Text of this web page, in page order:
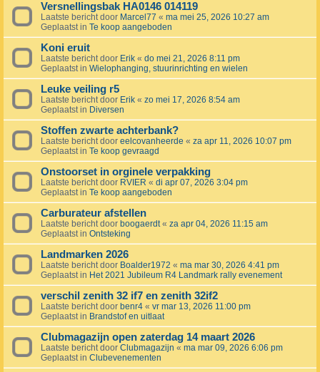
Versnellingsbak HA0146 014119
Laatste bericht door Marcel77 « ma mei 25, 2026 10:27 am
Geplaatst in Te koop aangeboden
Koni eruit
Laatste bericht door Erik « do mei 21, 2026 8:11 pm
Geplaatst in Wielophanging, stuurinrichting en wielen
Leuke veiling r5
Laatste bericht door Erik « zo mei 17, 2026 8:54 am
Geplaatst in Diversen
Stoffen zwarte achterbank?
Laatste bericht door eelcovanheerde « za apr 11, 2026 10:07 pm
Geplaatst in Te koop gevraagd
Onstoorset in orginele verpakking
Laatste bericht door RVIER « di apr 07, 2026 3:04 pm
Geplaatst in Te koop aangeboden
Carburateur afstellen
Laatste bericht door boogaerdt« za apr 04, 2026 11:15 am
Geplaatst in Ontsteking
Landmarken 2026
Laatste bericht door Boalder1972 « ma mar 30, 2026 4:41 pm
Geplaatst in Het 2021 Jubileum R4 Landmark rally evenement
verschil zenith 32 if7 en zenith 32if2
Laatste bericht door benr4 « vr mar 13, 2026 11:00 pm
Geplaatst in Brandstof en uitlaat
Clubmagazijn open zaterdag 14 maart 2026
Laatste bericht door Clubmagazijn « ma mar 09, 2026 6:06 pm
Geplaatst in Clubevenementen